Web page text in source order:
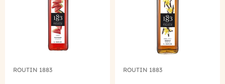
ROUTIN 1883 ROUTIN 1883